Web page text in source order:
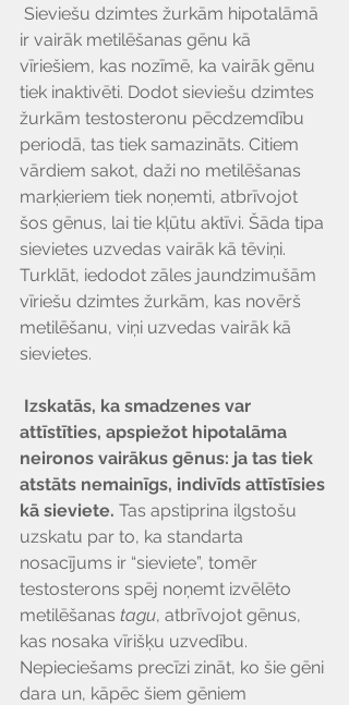
ir vairāk metilēšanas gēnu kā
vīriešiem, kas nozīmē, ka vairāk gēnu
tiek inaktivēti. Dodot sieviešu dzimtes
žurkām testosteronu pēcdzemdību
periodā, tas tiek samazināts. Citiem
vārdiem sakot, daži no metilēšanas
marķieriem tiek noņemti, atbrīvojot
šos gēnus, lai tie kļūtu aktīvi. Šāda tipa
sievietes uzvedas vairāk kā tēviņi.
Turklāt, iedodot zāles jaundzimušām
vīriešu dzimtes žurkām, kas novērš
metilēšanu, viņi uzvedas vairāk kā
sievietes.
attīstīties, apspiežot hipotalāma
neironos vairākus gēnus: ja tas tiek
atstāts nemainīgs, indivīds attīstīsies
kā sieviete. Tas apstiprina ilgstošu
uzskatu par to, ka standarta
nosacījums ir “sieviete”, tomēr
testosterons spēj noņemt izvēlēto
metilēšanas tagu, atbrīvojot gēnus,
kas nosaka vīrišķu uzvedību.
Nepieciešams precīzi zināt, ko šie gēni
dara un, kāpēc šiem gēniem